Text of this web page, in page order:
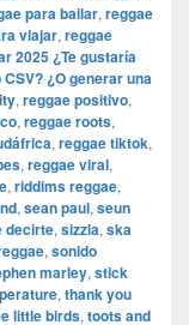
para bailar, reggae
viajar, reggae
2025 ¿Te gustaría
¿O generar una
, reggae positivo,
, reggae roots,
, reggae tiktok,
, reggae viral,
, riddims reggae,
, sean paul, seun
decirte, sizzla, ska
, sonido
marley, stick
, thank you
little birds, toots and